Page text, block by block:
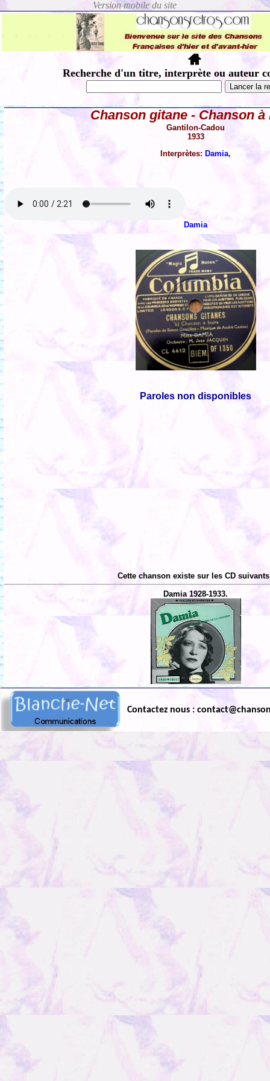
Recherche d'un titre, interprète ou auteur
Chanson gitane - Chanson à
Gantilon-Cadou
1933
Interprètes: Damia,
Damia
Paroles non disponibles
Cette chanson existe sur les CD
Damia 1928-1933.
Contactez nous :